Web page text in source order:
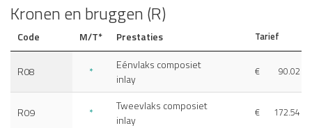
Kronen en bruggen (R)
Code M/T* Prestaties Tarief
R08 *
Eénvlaks composiet
inlay
€ 90.02
R09 *
Tweevlaks composiet
inlay
€ 172.54